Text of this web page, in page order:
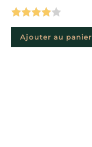
Note4.00
sur 5
Ajouter au panier